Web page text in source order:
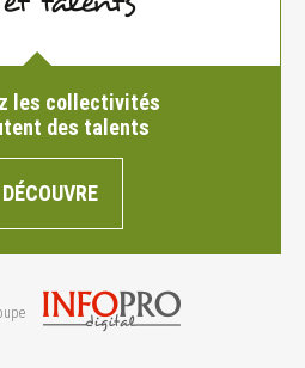
les collectivités
des talents